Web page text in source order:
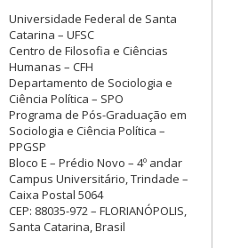
Universidade Federal de Santa
Catarina – UFSC
Centro de Filosofia e Ciências
Humanas – CFH
Departamento de Sociologia e
Ciência Política – SPO
Programa de Pós-Graduação em
Sociologia e Ciência Política –
PPGSP
Bloco E – Prédio Novo – 4º andar
Campus Universitário, Trindade –
Caixa Postal 5064
CEP: 88035-972 – FLORIANÓPOLIS,
Santa Catarina, Brasil